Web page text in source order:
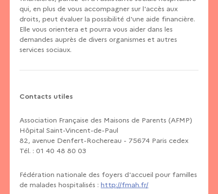
qui, en plus de vous accompagner sur l'accès aux
droits, peut évaluer la possibilité d'une aide financière.
Elle vous orientera et pourra vous aider dans les
demandes auprès de divers organismes et autres
services sociaux.
Contacts utiles
Association Française des Maisons de Parents (AFMP)
Hôpital Saint-Vincent-de-Paul
82, avenue Denfert-Rochereau - 75674 Paris cedex
Tél. : 01 40 48 80 03
Fédération nationale des foyers d'accueil pour familles
de malades hospitalisés : http://fmah.fr/